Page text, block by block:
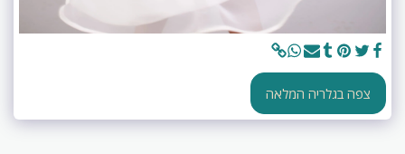
צפה בגלריה המלאה